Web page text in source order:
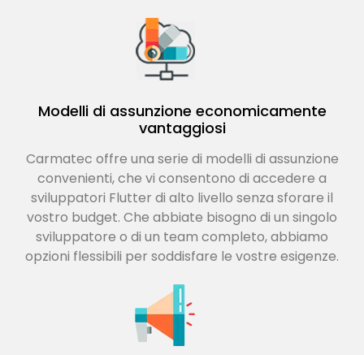
Modelli di assunzione economicamente
vantaggiosi
Carmatec offre una serie di modelli di assunzione
convenienti, che vi consentono di accedere a
sviluppatori Flutter di alto livello senza sforare il
vostro budget. Che abbiate bisogno di un singolo
sviluppatore o di un team completo, abbiamo
opzioni flessibili per soddisfare le vostre esigenze.